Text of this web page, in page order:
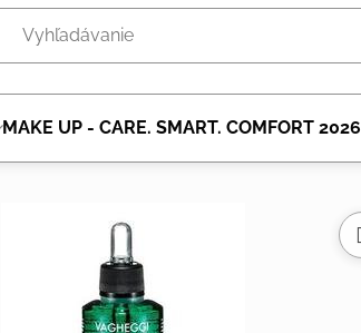
MAKE UP - CARE. SMART. COMFORT 2026